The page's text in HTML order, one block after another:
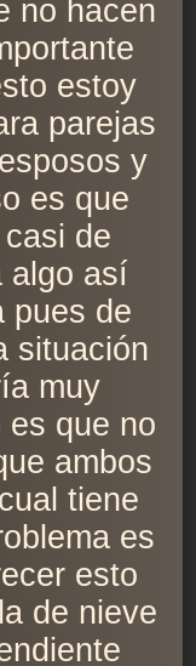
no hacen
estoy
parejas
y
es que
de
algo así
pues de
situación
muy
es que no
ambos
tiene
es
esto
de nieve